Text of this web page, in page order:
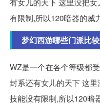
有限制,所以120暗器的威
梦幻西游哪些门派比
WZ是一个在各个等级都
封系还有女儿的天下 这
技能没有限制,所以120暗